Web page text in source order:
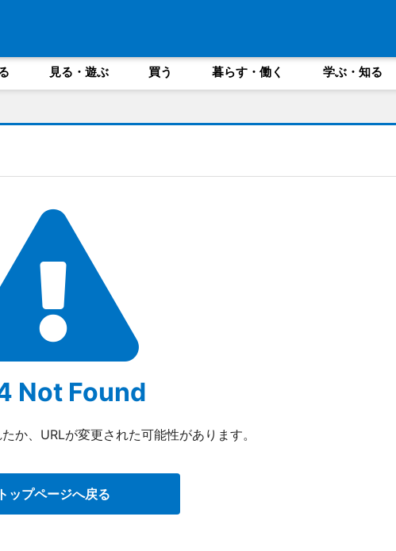
見る・遊ぶ 買う 暮らす・働く 学ぶ・知る
Not Found
か、URLが変更された可能性があります。
ップページへ戻る